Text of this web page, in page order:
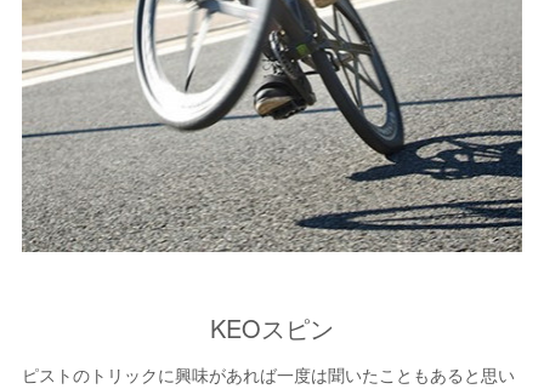
KEOスピン
ピストのトリックに興味があれば一度は聞いたこともあると思い